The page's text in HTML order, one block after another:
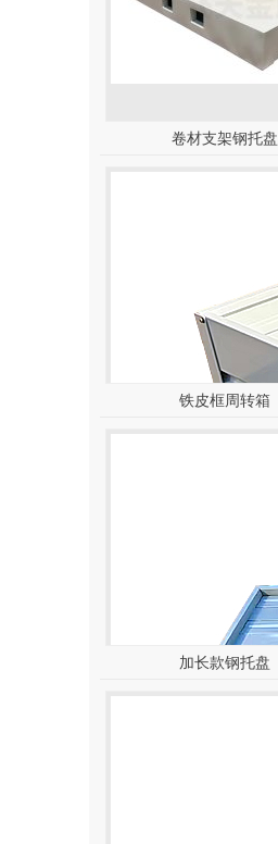
卷材支架钢托盘
铁皮框周转箱
加长款钢托盘